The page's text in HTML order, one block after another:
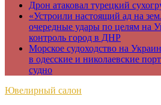
Дрон атаковал турецкий
«Устроили настоящий ад на
очередные удары по целям на
контроль город в ДНР
Морское судоходство на
в одесские и николаевские
судно
Ювелирный салон